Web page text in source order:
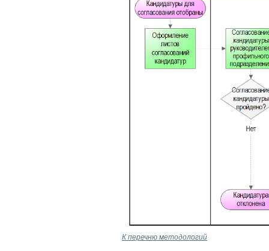
К перечню методологий